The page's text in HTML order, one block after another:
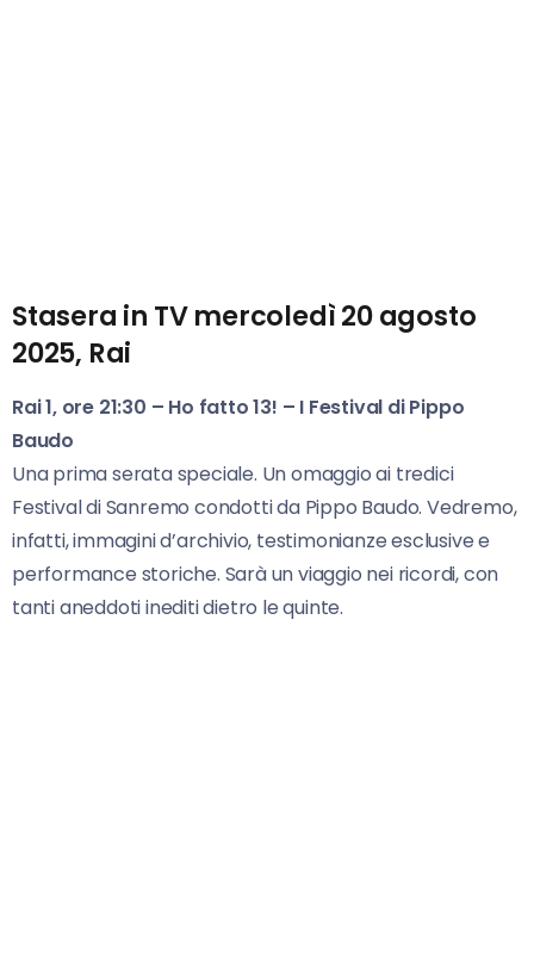
Stasera in TV mercoledì 20 agosto
2025, Rai
Rai 1, ore 21:30 – Ho fatto 13! – I Festival di Pippo
Baudo
Una prima serata speciale. Un omaggio ai tredici
Festival di Sanremo condotti da Pippo Baudo. Vedremo,
infatti, immagini d’archivio, testimonianze esclusive e
performance storiche. Sarà un viaggio nei ricordi, con
tanti aneddoti inediti dietro le quinte.